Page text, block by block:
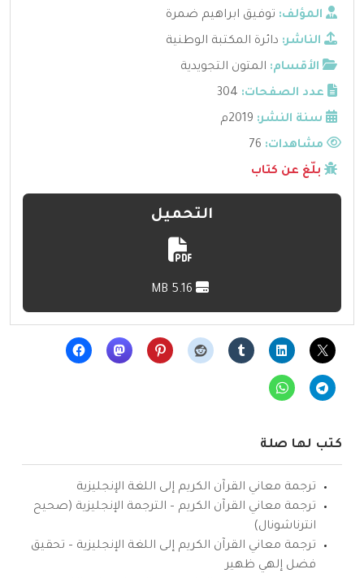
المؤلف: توفيق ابراهيم ضمرة
الناشر: دائرة المكتبة الوطنية
الأقسام: المتون التجويدية
عدد الصفحات: 304
سنة النشر: 2019م
مشاهدات:
بلّغ عن كتاب
التحميل
كتب لها صلة
ترجمة معاني القرآن الكريم إلى اللغة الإنجليزية
ترجمة معاني القرآن الكريم – الترجمة الإنجليزية (صحيح
انترناشونال)
ترجمة معاني القرآن الكريم إلى اللغة الإنجليزية – تحقيق
فضل إلهي ظهير